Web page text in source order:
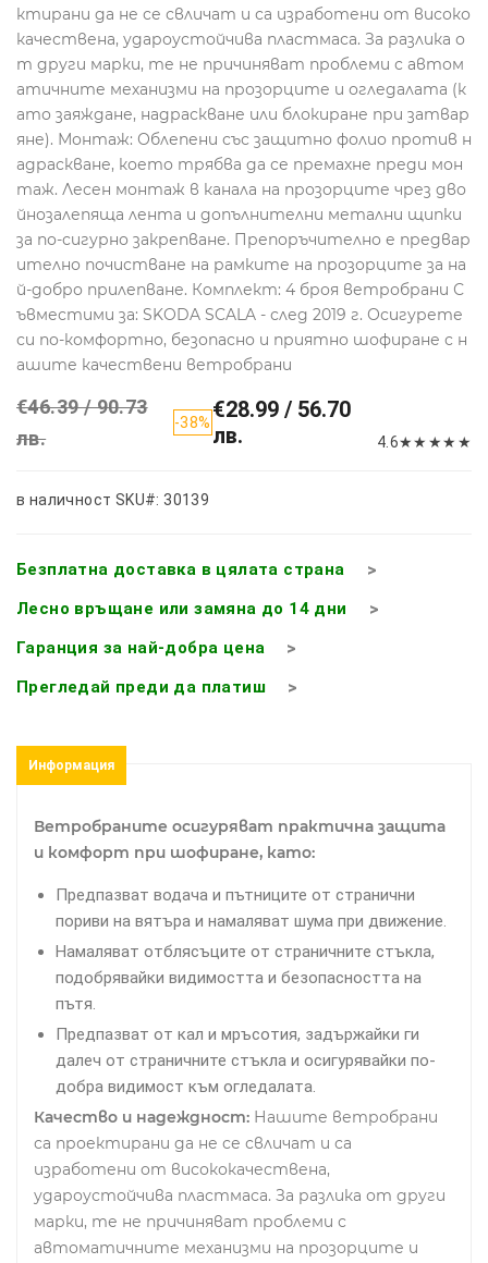
ктирани да не се свличат и са изработени от високо
качествена, удароустойчива пластмаса. За разлика о
т други марки, те не причиняват проблеми с автом
атичните механизми на прозорците и огледалата (к
ато заяждане, надраскване или блокиране при затвар
яне). Монтаж: Облепени със защитно фолио против н
адраскване, което трябва да се премахне преди мон
таж. Лесен монтаж в канала на прозорците чрез дво
йнозалепяща лента и допълнителни метални щипки
за по-сигурно закрепване. Препоръчително е предвар
ително почистване на рамките на прозорците за на
й-добро прилепване. Комплект: 4 броя ветробрани С
ъвместими за: SKODA SCALA - след 2019 г. Осигурете
си по-комфортно, безопасно и приятно шофиране с н
ашите качествени ветробрани
€46.39 / 90.73
лв.
-38%€28.99 / 56.70
лв.
4.6★★ ★★ ★
в наличност SKU#: 30139
Безплатна доставка в цялата страна
Лесно връщане или замяна до 14 дни
Гаранция за най-добра цена
Прегледай преди да платиш
Информация
Ветробраните осигуряват практична защита
и комфорт при шофиране, като:
Предпазват водача и пътниците от странични
пориви на вятъра и намаляват шума при движение.
Намаляват отблясъците от страничните стъкла,
подобрявайки видимостта и безопасността на
пътя.
Предпазват от кал и мръсотия, задържайки ги
далеч от страничните стъкла и осигурявайки по-
добра видимост към огледалата.
Качество и надеждност: Нашите ветробрани
са проектирани да не се свличат и са
изработени от висококачествена,
удароустойчива пластмаса. За разлика от други
марки, те не причиняват проблеми с
автоматичните механизми на прозорците и